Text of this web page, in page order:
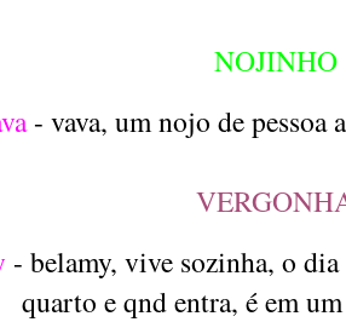
NOJINHO
- vava, um nojo de pessoa
- belamy, vive sozinha, o
quarto e qnd entra, é em